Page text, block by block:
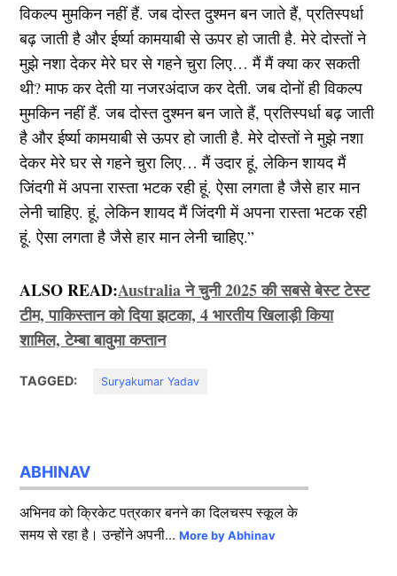
विकल्प मुमकिन नहीं हैं. जब दोस्त दुश्मन बन जाते हैं, प्रतिस्पर्धा
बढ़ जाती है और ईर्ष्या कामयाबी से ऊपर हो जाती है. मेरे दोस्तों ने
मुझे नशा देकर मेरे घर से गहने चुरा लिए… मैं मैं क्या कर सकती
थी? माफ कर देती या नजरअंदाज कर देती. जब दोनों ही विकल्प
मुमकिन नहीं हैं. जब दोस्त दुश्मन बन जाते हैं, प्रतिस्पर्धा बढ़ जाती
है और ईर्ष्या कामयाबी से ऊपर हो जाती है. मेरे दोस्तों ने मुझे नशा
देकर मेरे घर से गहने चुरा लिए… मैं उदार हूं, लेकिन शायद मैं
जिंदगी में अपना रास्ता भटक रही हूं. ऐसा लगता है जैसे हार मान
लेनी चाहिए. हूं, लेकिन शायद मैं जिंदगी में अपना रास्ता भटक रही
हूं. ऐसा लगता है जैसे हार मान लेनी चाहिए.”
ALSO READ:Australia ने चुनी 2025 की सबसे बेस्ट टेस्ट
टीम, पाकिस्तान को दिया झटका, 4 भारतीय खिलाड़ी किया
शामिल, टेम्बा बावुमा कप्तान
TAGGED: Suryakumar Yadav
ABHINAV
अभिनव को क्रिकेट पत्रकार बनने का दिलचस्प स्कूल के
समय से रहा है। उन्होंने अपनी...More by Abhinav